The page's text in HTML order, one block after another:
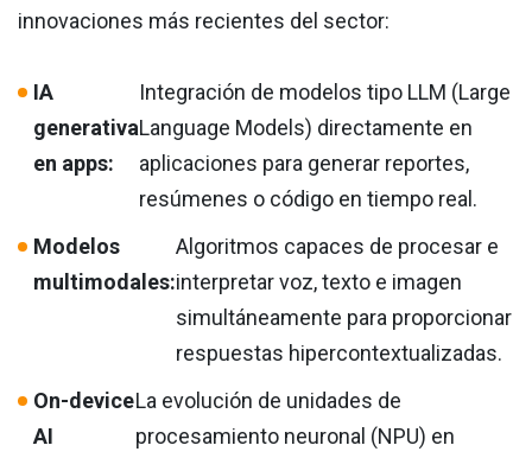
innovaciones más recientes del sector:
IA
generativa
en apps:
Integración de modelos tipo LLM (Large
Language Models) directamente en
aplicaciones para generar reportes,
resúmenes o código en tiempo real.
Modelos
multimodales:
Algoritmos capaces de procesar e
interpretar voz, texto e imagen
simultáneamente para proporcionar
respuestas hipercontextualizadas.
On-device
AI
La evolución de unidades de
procesamiento neuronal (NPU) en